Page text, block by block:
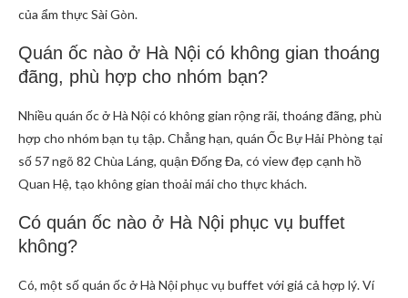
của ẩm thực Sài Gòn.
Quán ốc nào ở Hà Nội có không gian thoáng
đãng, phù hợp cho nhóm bạn?
Nhiều quán ốc ở Hà Nội có không gian rộng rãi, thoáng đãng, phù
hợp cho nhóm bạn tụ tập. Chẳng hạn, quán Ốc Bự Hải Phòng tại
số 57 ngõ 82 Chùa Láng, quận Đống Đa, có view đẹp cạnh hồ
Quan Hệ, tạo không gian thoải mái cho thực khách.
Có quán ốc nào ở Hà Nội phục vụ buffet
không?
Có, một số quán ốc ở Hà Nội phục vụ buffet với giá cả hợp lý. Ví